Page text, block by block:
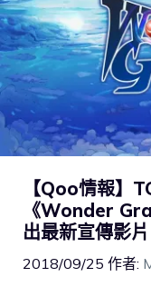
【Qoo情報】
《Wonder
出最新宣傳影片
2018/09/25 作者: